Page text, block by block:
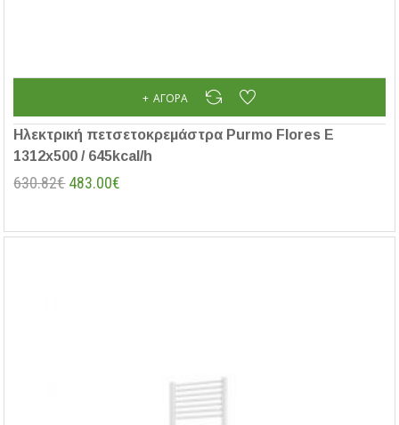
Ηλεκτρική πετσετοκρεμάστρα Purmo Flores E
1312x500 / 645kcal/h
630.82€ 483.00€
ΑΓΟΡΆ